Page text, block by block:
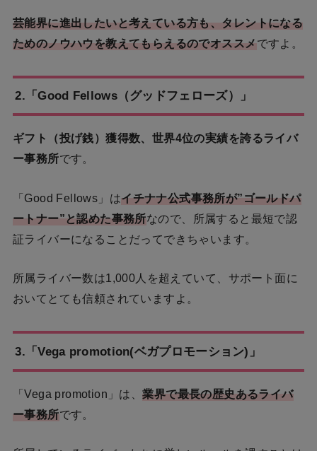
芸能界に進出したいと考えている方も、タレントになる
ためのノウハウを教えてもらえるのでオススメ ですよ。
2.「Good Fellows（グッドフェローズ）」
ギフト（投げ銭）獲得数、世界4位の実績を誇るライバ
ー事務所です。
「Good Fellows」はイチナナ公式事務所が”ゴールドパ
ートナー”と認めた事務所なので、所属すると最短で認
証ライバーになることだってできちゃいます。
所属ライバー数は1,000人を超えていて、サポート面に
おいてとても信頼されていますよ。
3.「Vega promotion(ベガプロモーション)」
「Vega promotion」は、業界で最長の歴史あるライバ
ー事務所です。